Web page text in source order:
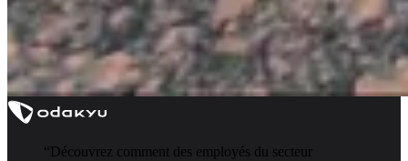
“Découvrez comment des employés du secteur